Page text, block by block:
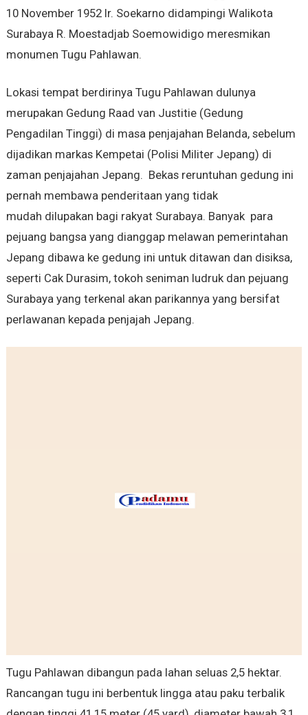
10 November 1952 Ir. Soekarno didampingi Walikota
Surabaya R. Moestadjab Soemowidigo meresmikan
monumen Tugu Pahlawan.
Lokasi tempat berdirinya Tugu Pahlawan dulunya
merupakan Gedung Raad van Justitie (Gedung
Pengadilan Tinggi) di masa penjajahan Belanda, sebelum
dijadikan markas Kempetai (Polisi Militer Jepang) di
zaman penjajahan Jepang. Bekas reruntuhan gedung ini
pernah membawa penderitaan yang tidak
mudah dilupakan bagi rakyat Surabaya. Banyak para
pejuang bangsa yang dianggap melawan pemerintahan
Jepang dibawa ke gedung ini untuk ditawan dan disiksa,
seperti Cak Durasim, tokoh seniman ludruk dan pejuang
Surabaya yang terkenal akan parikannya yang bersifat
perlawanan kepada penjajah Jepang.
Tugu Pahlawan dibangun pada lahan seluas 2,5 hektar.
Rancangan tugu ini berbentuk lingga atau paku terbalik